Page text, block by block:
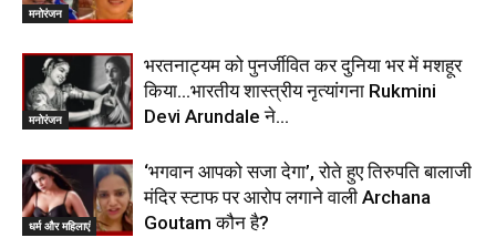
मनोरंजन
मनोरंजन
भरतनाट्यम को पुनर्जीवित कर दुनिया भर में मशहूर
किया…भारतीय शास्त्रीय नृत्यांगना Rukmini
Devi Arundale ने…
धर्म और महिलाएं
‘भगवान आपको सजा देगा’, रोते हुए तिरुपति बालाजी
मंदिर स्टाफ पर आरोप लगाने वाली Archana
Goutam कौन है?